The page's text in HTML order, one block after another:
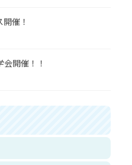
催！
開催！！